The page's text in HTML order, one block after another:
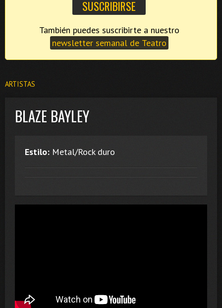
newsletter semanal de Teatro
ARTISTAS
BLAZE BAYLEY
Estilo: Metal/Rock duro